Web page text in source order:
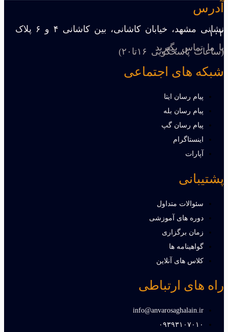
آدرس
نشانی مشهد، خیابان کاشانی، بین کاشانی ۴ و ۶ پلاک
۱۰۲
با ما تماس بگیرید
(ساعات پاسخگویی ۱۶تا۲۰)
شبکه های اجتماعی
پیام رسان ایتا
پیام رسان بله
پیام رسان گپ
اینستاگرام
آپارات
پشتیبانی
سئوالات متداول
دوره های آموزشی
زمان برگزاری
گواهینامه ها
کلاس های آنلاین
راه های ارتباطی
info@anvarosaghalain.ir​
۰۹۳۹۳۱۰۷۰۱۰​